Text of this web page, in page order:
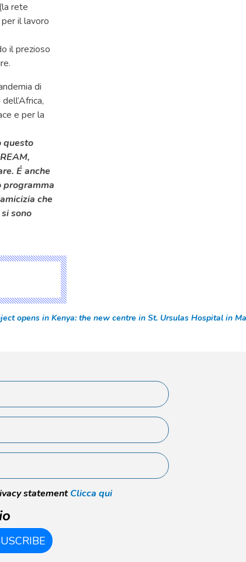
(la rete
il lavoro
il prezioso
di
e per la
questo
É anche
programma
che
sono
opens in Kenya: the new centre in St. Ursulas Hospital in
statementClicca qui